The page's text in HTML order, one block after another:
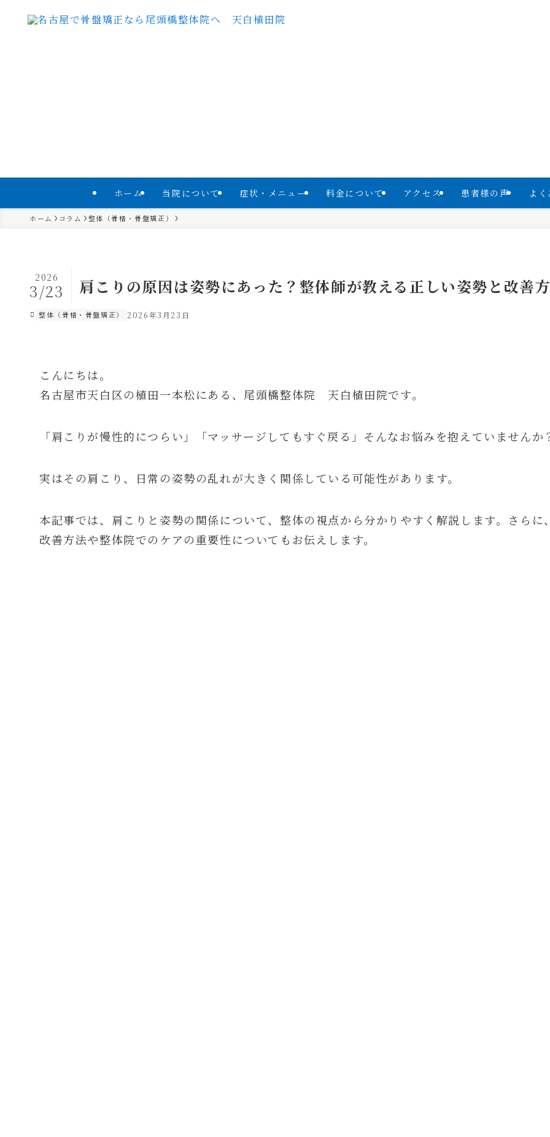
ホーム 当院について 症状・メニュー 料金について アクセス 患者様の声 よ
ホーム コラム 整体（骨格・骨盤矯正）
肩こりの原因は姿勢にあった？整体師が教える正しい姿勢と改善
2026
3/23
整体（骨格・骨盤矯正） 2026年3月23日
こんにちは。
名古屋市天白区の植田一本松にある、尾頭橋整体院 天白植田院です。
「肩こりが慢性的につらい」「マッサージしてもすぐ戻る」そんなお悩みを抱えていませんか
実はその肩こり、日常の姿勢の乱れが大きく関係している可能性があります。
本記事では、肩こりと姿勢の関係について、整体の視点から分かりやすく解説します。さらに
改善方法や整体院でのケアの重要性についてもお伝えします。